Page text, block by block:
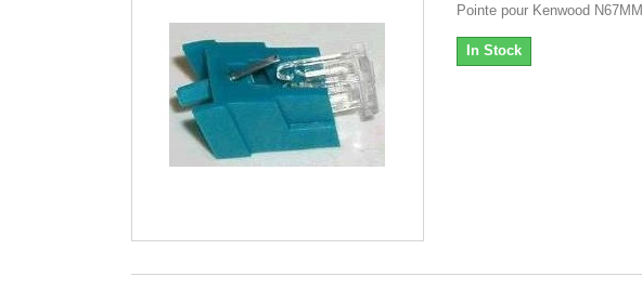
Pointe pour Kenwood N67MM
In Stock